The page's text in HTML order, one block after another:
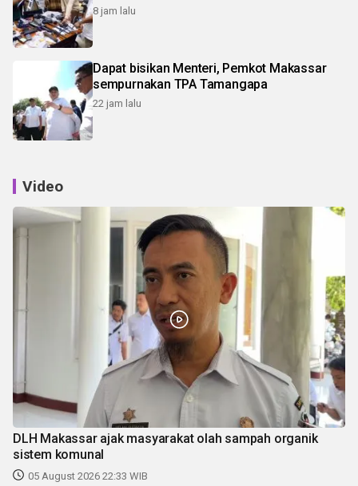
8 jam lalu
Dapat bisikan Menteri, Pemkot Makassar
sempurnakan TPA Tamangapa
22 jam lalu
Video
DLH Makassar ajak masyarakat olah sampah organik
sistem komunal
05 August 2026 22:33 WIB